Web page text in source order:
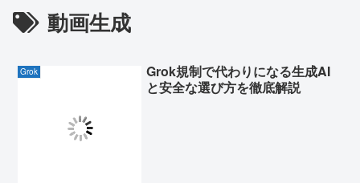
動画生成
Grok
Grok規制で代わりになる生成AI
と安全な選び方を徹底解説